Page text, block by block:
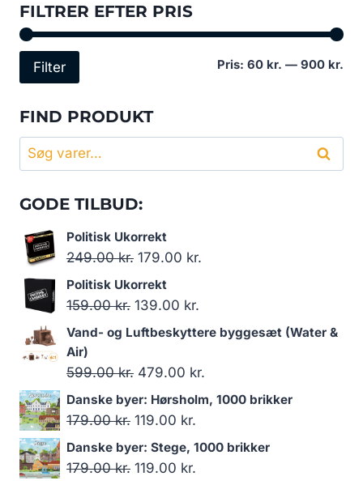
FILTRER EFTER PRIS
Filter Pris: 60 kr. — 900 kr.
FIND PRODUKT
Søg
efter:
Søg
GODE TILBUD:
Politisk Ukorrekt
249.00kr. Den
oprindelige
pris
249.00 kr..
179.00 kr.
179.00 kr..
Politisk Ukorrekt
159.00kr. Den
oprindelige
var:
159.00 kr..
139.00 kr.
aktuelle
er:
139.00 kr..
Vand- og Luftbeskyttere byggesæt (Water &
Air)
599.00kr. Den
oprindelige
pris
599.00 kr..
479.00 kr.
aktuelle
Danske byer: Hørsholm, 1000 brikker
179.00kr. Den
oprindelige
pris
119.00 kr.
aktuelle
Danske byer: Stege, 1000 brikker
179.00kr. Den
119.00 kr.